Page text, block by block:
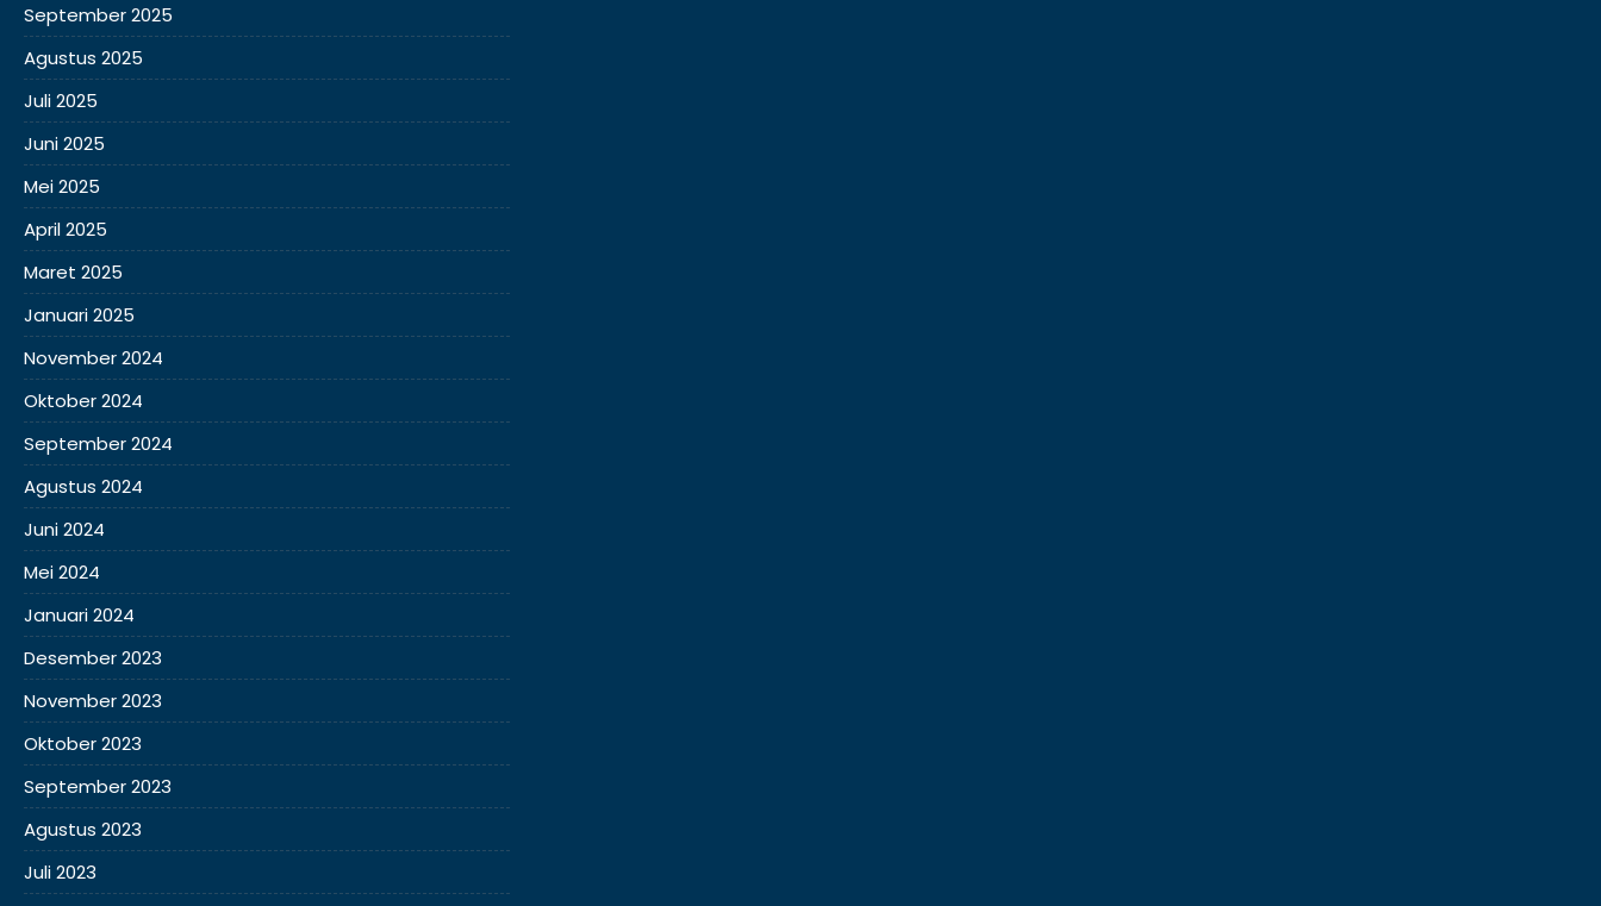
September 2025
Agustus 2025
Juli 2025
Juni 2025
Mei 2025
April 2025
Maret 2025
Januari 2025
November 2024
Oktober 2024
September 2024
Agustus 2024
Juni 2024
Mei 2024
Januari 2024
Desember 2023
November 2023
Oktober 2023
September 2023
Agustus 2023
Juli 2023